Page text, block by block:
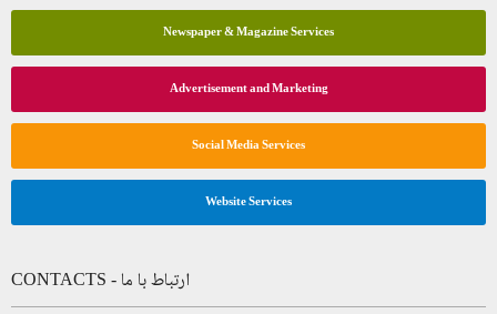
Newspaper & Magazine Services
Advertisement and Marketing
Social Media Services
Website Services
CONTACTS - ارتباط با ما